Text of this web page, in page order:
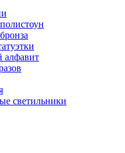
алфавит
светильники